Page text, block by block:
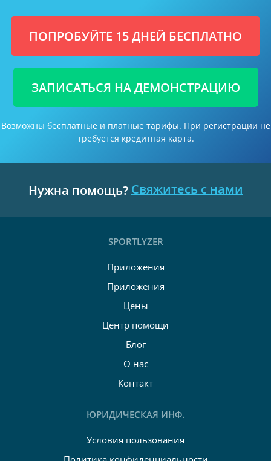
ПОПРОБУЙТЕ 15 ДНЕЙ БЕСПЛАТНО
ЗАПИСАТЬСЯ НА ДЕМОНСТРАЦИЮ
Возможны бесплатные и платные тарифы. При регистрации не
требуется кредитная карта.
Нужна помощь? Свяжитесь с нами
SPORTLYZER
Приложения
Приложения
Цены
Центр помощи
Блог
О нас
Контакт
ЮРИДИЧЕСКАЯ ИНФ.
Условия пользования